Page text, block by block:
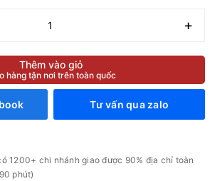
+
Thêm vào giỏ
hàng tận nơi trên toàn quốc
Tư vấn qua zalo
1200+ chi nhánh giao được 90% địa chỉ toàn
phút)